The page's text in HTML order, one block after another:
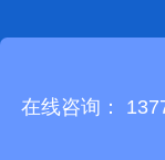
在线咨询：